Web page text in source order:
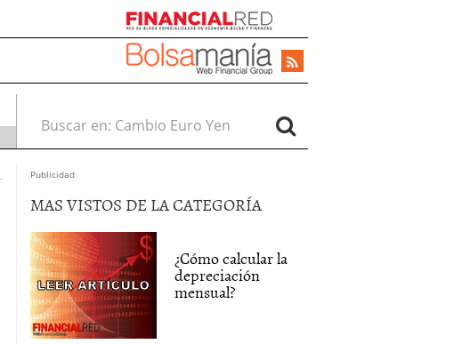
Buscar en:
Publicidad
MAS VISTOS DE LA CATEGORÍA
¿Cómo calcular la
depreciación
mensual?